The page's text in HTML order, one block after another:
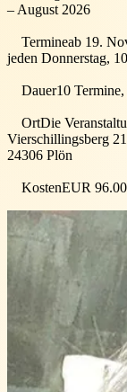
– August 2026
Termineab 19.
jeden Donnerstag,
Dauer10
OrtDie
Vierschillingsberg 21
24306 Plön
KostenEUR 96.00